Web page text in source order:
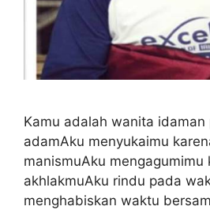
Kamu adalah wanita idaman
adamAku menyukaimu
manismuAku mengagumimu
akhlakmuAku rindu pada
menghabiskan waktu